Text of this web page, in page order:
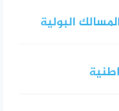
البولية